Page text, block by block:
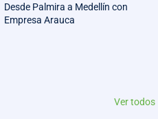
Desde Palmira a Medellín con
Empresa Arauca
Ver todos